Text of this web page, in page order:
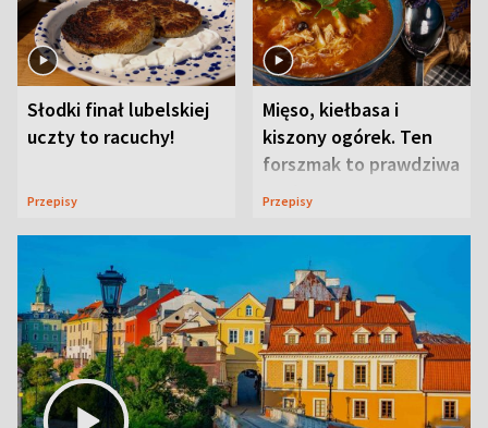
Słodki finał lubelskiej
uczty to racuchy!
Przepisy
Mięso, kiełbasa i
kiszony ogórek. Ten
forszmak to prawdziwa
uczta
Przepisy